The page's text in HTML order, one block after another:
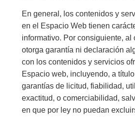
En general, los contenidos y
en el Espacio Web tienen
informativo. Por consiguiente, al
otorga garantía ni declaración
con los contenidos y servicios
Espacio web, incluyendo, a
garantías de licitud, fiabilidad,
exactitud, o comerciabilidad,
en que por ley no puedan